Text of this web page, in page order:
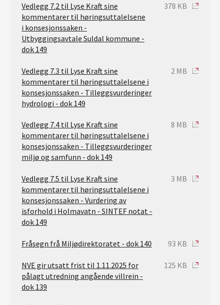
Vedlegg 7.2 til Lyse Kraft sine
kommentarer til høringsuttalelsene
i konsesjonssaken -
Utbyggingsavtale Suldal kommune -
dok 149
378 KB
Vedlegg 7.3 til Lyse Kraft sine
kommentarer til høringsuttalelsene i
konsesjonssaken - Tilleggsvurderinger
hydrologi - dok 149
2 MB
Vedlegg 7.4 til Lyse Kraft sine
kommentarer til høringsuttalelsene i
konsesjonssaken - Tilleggsvurderinger
miljø og samfunn - dok 149
8 MB
Vedlegg 7.5 til Lyse Kraft sine
kommentarer til høringsuttalelsene i
konsesjonssaken - Vurdering av
isforhold i Holmavatn - SINTEF notat -
dok 149
3 MB
Fråsegn frå Miljødirektoratet - dok 140 93 KB
NVE gir utsatt frist til 1.11.2025 for
pålagt utredning angående villrein -
dok 139
125 KB